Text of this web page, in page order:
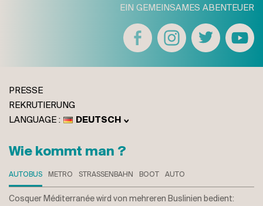
EIN GEMEINSAMES ABENTEUER
PRESSE
REKRUTIERUNG
DEUTSCH
ENGLISH
Wie kommt man ?
AUTOBUS METRO STRASSENBAHN BOOT AUTO
Cosquer Méditerranée wird von mehreren Buslinien bedient: